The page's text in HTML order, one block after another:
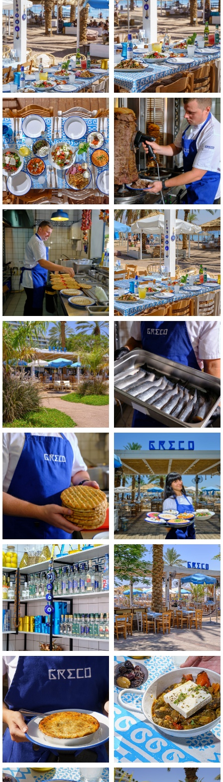
התמונה
בגדול
-
+
התמונה
בגדול
-
+
לפתיחת
התמונה
בגדול
-
+
לפתיחת
התמונה
בגדול
-
+
לפתיחת
התמונה
בגדול
-
+
לפתיחת
התמונה
בגדול
-
+
לפתיחת
התמונה
בגדול
-
+
לפתיחת
התמונה
-
+
לפתיחת
התמונה
בגדול
-
+
לפתיחת
התמונה
בגדול
+
לפתיחת
התמונה
בגדול
-
+
לפתיחת
התמונה
בגדול
-
+
לפתיחת
התמונה
בגדול
+
לפתיחת
התמונה
בגדול
-
+
לפתיחת